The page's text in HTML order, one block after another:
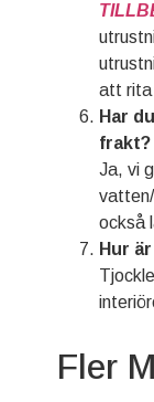
att rita
Har
frakt?
Ja, vi
också
Hur
Fler